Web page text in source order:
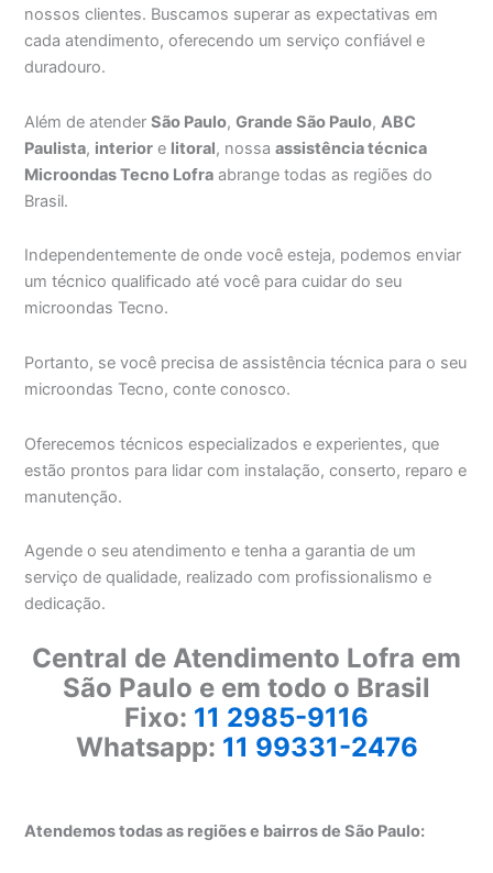
nossos clientes. Buscamos superar as expectativas em
cada atendimento, oferecendo um serviço confiável e
duradouro.
Além de atenderSão Paulo,Grande São Paulo,ABC
Paulista, interior e litoral, nossaassistência técnica
Microondas Tecno Lofra abrange todas as regiões do
Brasil.
Independentemente de onde você esteja, podemos enviar
um técnico qualificado até você para cuidar do seu
microondas Tecno.
Portanto, se você precisa de assistência técnica para o seu
microondas Tecno, conte conosco.
Oferecemos técnicos especializados e experientes, que
estão prontos para lidar com instalação, conserto, reparo e
manutenção.
Agende o seu atendimento e tenha a garantia de um
serviço de qualidade, realizado com profissionalismo e
dedicação.
Central de Atendimento Lofra em
São Paulo e em todo o Brasil
Fixo: 11 2985-9116
Whatsapp: 11 99331-2476
Atendemos todas as regiões e bairros de São Paulo: